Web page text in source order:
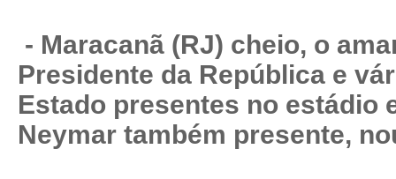
- Maracanã (RJ) cheio, o
Presidente da República e
Estado presentes no estádio
Neymar também presente,